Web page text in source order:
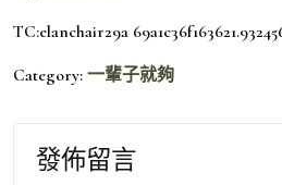
TC:elanchair29a
Category: 一輩子就夠
發佈留言